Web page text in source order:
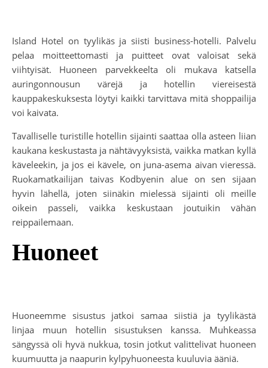
Island Hotel on tyylikäs ja siisti business-hotelli. Palvelu
pelaa moitteettomasti ja puitteet ovat valoisat sekä
viihtyisät. Huoneen parvekkeelta oli mukava katsella
auringonnousun värejä ja hotellin viereisestä
kauppakeskuksesta löytyi kaikki tarvittava mitä shoppailija
voi kaivata.
Tavalliselle turistille hotellin sijainti saattaa olla asteen liian
kaukana keskustasta ja nähtävyyksistä, vaikka matkan kyllä
käveleekin, ja jos ei kävele, on juna-asema aivan vieressä.
Ruokamatkailijan taivas Kodbyenin alue on sen sijaan
hyvin lähellä, joten siinäkin mielessä sijainti oli meille
oikein passeli, vaikka keskustaan joutuikin vähän
reippailemaan.
Huoneet
Huoneemme sisustus jatkoi samaa siistiä ja tyylikästä
linjaa muun hotellin sisustuksen kanssa. Muhkeassa
sängyssä oli hyvä nukkua, tosin jotkut valittelivat huoneen
kuumuutta ja naapurin kylpyhuoneesta kuuluvia ääniä.